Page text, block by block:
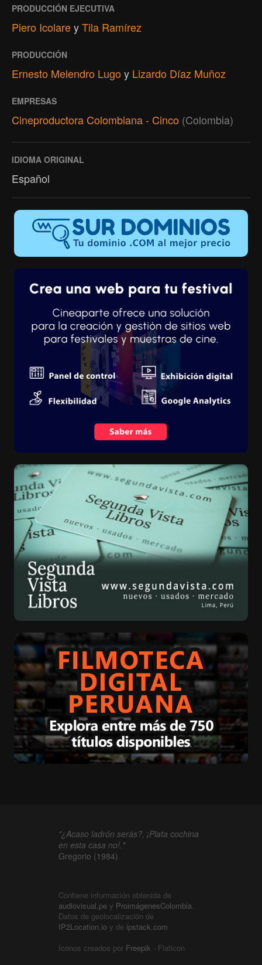
PRODUCCIÓN EJECUTIVA
Piero IcolareyTila Ramírez
PRODUCCIÓN
Ernesto Melendro Lugoy Lizardo Díaz Muñoz
EMPRESAS
Cineproductora Colombiana - Cinco (Colombia)
IDIOMA ORIGINAL
Español
"¿Acaso ladrón serás?, ¡Plata cochina
en esta casa no!."
Gregorio (1984)
Contiene información obtenida de
audiovisual.pe y ProimágenesColombia.
Datos de geolocalización de
IP2Location.io y de ipstack.com
Iconos creados por Freepik - Flaticon